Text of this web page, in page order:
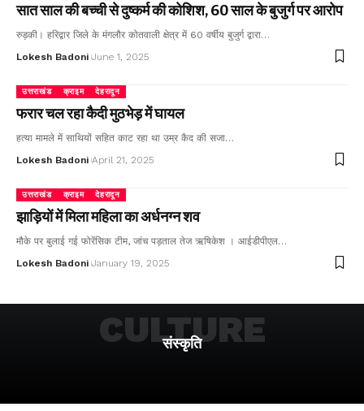
सात साल की बच्ची से दुष्कर्म की कोशिश, 60 साल के बुजुर्ग पर आरोप
रुड़की। हरिद्वार जिले के मंगलौर कोतवाली क्षेत्र में 60 वर्षीय बुजुर्ग द्वारा…
Lokesh Badoni June 1, 2025
उत्तराखंड क्राइम देहरादून
फरार चल रहा कैदी मुठभेड़ में घायल
हत्या मामले में साथियों सहित काट रहा था उम्र कैद की सजा…
Lokesh Badoni April 21, 2025
उत्तराखंड क्राइम देहरादून
झाड़ियों में मिला महिला का अर्धनग्न शव
मौके पर बुलाई गई फोरेंसिक टीम, जांच पड़ताल तेज ऋषिकेश । आईडीपीएल…
Lokesh Badoni January 19, 2025
संस्कृति
CULTURE